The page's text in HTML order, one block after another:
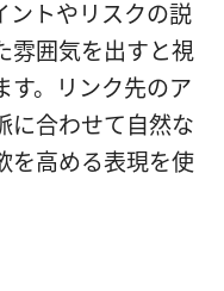
ントやリスクの説
雰囲気を出すと視
す。リンク先のア
に合わせて自然な
を高める表現を使